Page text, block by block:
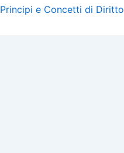
Principi e Concetti di Diritto